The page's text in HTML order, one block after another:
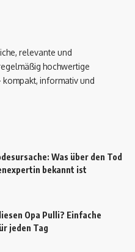
relevante und
hochwertige
informativ und
Was über den Tod
bekannt ist
Opa Pulli? Einfache
jeden Tag